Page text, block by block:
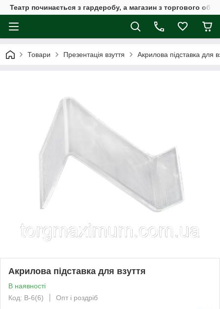
Театр починається з гардеробу, а магазин з торгового
Товари Презентація взуття Акрилова підставка для
Акрилова підставка для взуття
В наявності
Код: В-6(6)
Опт і роздріб